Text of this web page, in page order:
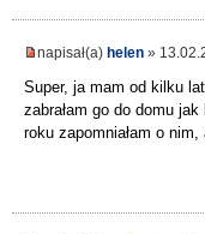
napisał(a) helen »
Super, ja mam od kilku
zabrałam go do domu
roku zapomniałam o